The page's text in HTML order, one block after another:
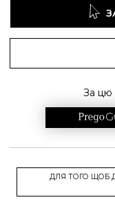
За цю
ДЛЯ ТОГО ЩОБ